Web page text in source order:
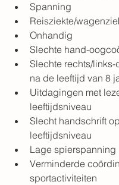
Spanning
Reisziekte/
Onhandig
Slechte hand-
Slechte rechts/
na de leeftijd van 8
Uitdagingen met
leeftijdsniveau
Slecht handschrift op
leeftijdsniveau
Lage spierspanning
Verminderde
sportactiviteiten